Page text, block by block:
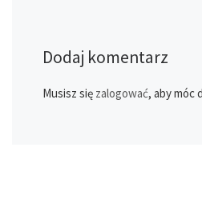
Dodaj komentarz
Musisz się zalogować, aby móc